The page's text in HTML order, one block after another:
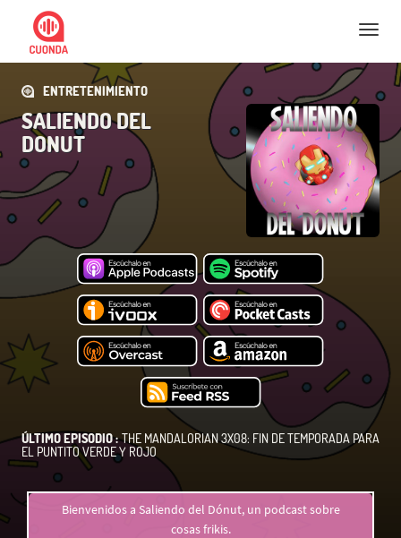
Nav
ENTRETENIMIENTO
SALIENDO DEL
DONUT
ÚLTIMO EPISODIO : THE MANDALORIAN 3X08: FIN DE TEMPORADA PARA
EL PUNTITO VERDE Y ROJO
Bienvenidos a Saliendo del Dónut, un podcast sobre
cosas frikis.